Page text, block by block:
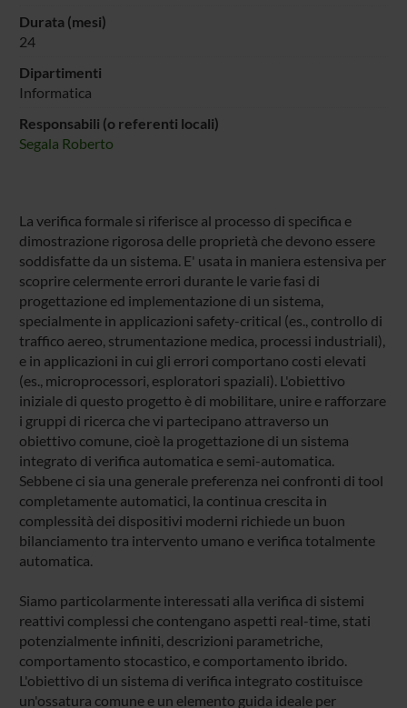
Durata (mesi)
24
Dipartimenti
Informatica
Responsabili (o referenti locali)
Segala Roberto
La verifica formale si riferisce al processo di specifica e
dimostrazione rigorosa delle proprietà che devono essere
soddisfatte da un sistema. E' usata in maniera estensiva per
scoprire celermente errori durante le varie fasi di
progettazione ed implementazione di un sistema,
specialmente in applicazioni safety-critical (es., controllo di
traffico aereo, strumentazione medica, processi industriali),
e in applicazioni in cui gli errori comportano costi elevati
(es., microprocessori, esploratori spaziali). L'obiettivo
iniziale di questo progetto è di mobilitare, unire e rafforzare
i gruppi di ricerca che vi partecipano attraverso un
obiettivo comune, cioè la progettazione di un sistema
integrato di verifica automatica e semi-automatica.
Sebbene ci sia una generale preferenza nei confronti di tool
completamente automatici, la continua crescita in
complessità dei dispositivi moderni richiede un buon
bilanciamento tra intervento umano e verifica totalmente
automatica.
Siamo particolarmente interessati alla verifica di sistemi
reattivi complessi che contengano aspetti real-time, stati
potenzialmente infiniti, descrizioni parametriche,
comportamento stocastico, e comportamento ibrido.
L'obiettivo di un sistema di verifica integrato costituisce
un'ossatura comune e un elemento guida ideale per